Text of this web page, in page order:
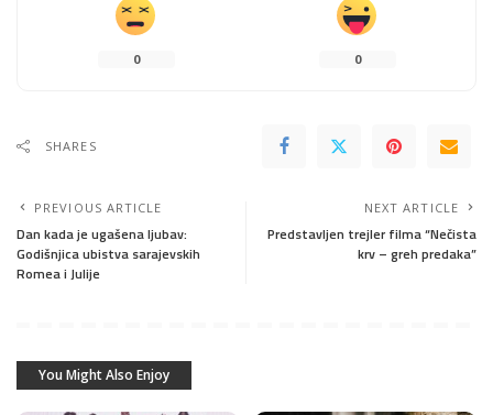
0 0
SHARES
PREVIOUS ARTICLE
Dan kada je ugašena ljubav:
Godišnjica ubistva sarajevskih
Romea i Julije
NEXT ARTICLE
Predstavljen trejler filma “Nečista
krv – greh predaka”
You Might Also Enjoy